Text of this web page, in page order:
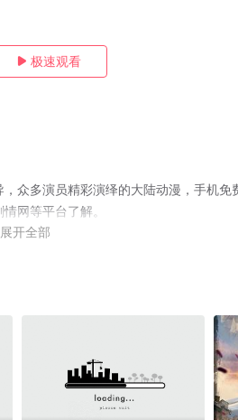
 极速观看
众多演员精彩演绎的大陆动漫，手机免
网等平台了解。
展开全部